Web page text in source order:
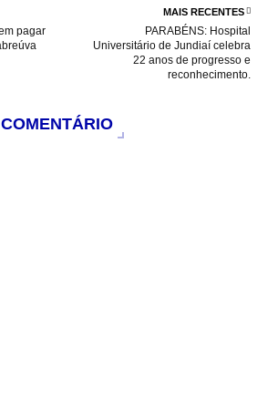
MAIS RECENTES
PARABÉNS: Hospital
Universitário de Jundiaí celebra
22 anos de progresso e
reconhecimento.
pagar